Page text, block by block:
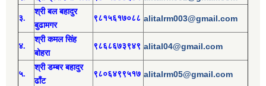
३.
श्रीबल बहादुर
बुढामगर
९८१५६१७०८८ alitalrm003@gmail.com
४.
श्री कमल सिंह
बोहरा
९८६८६७३९४९ alital04@gmail.com
५.
श्री डम्बर बहादुर
ढाँट
९८०६४९९५१७ alitalrm05@gmail.com